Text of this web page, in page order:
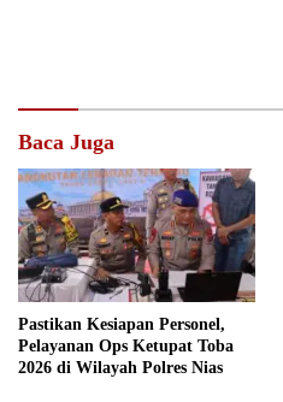
Baca Juga
Pastikan Kesiapan Personel,
Pelayanan Ops Ketupat Toba
2026 di Wilayah Polres Nias